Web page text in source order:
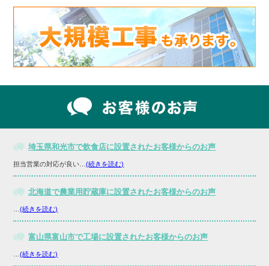
埼玉県和光市で飲食店に設置されたお客様からのお声
担当営業の対応が良い…(続きを読む)
北海道で農業用貯蔵庫に設置されたお客様からのお声
…(続きを読む)
富山県富山市で工場に設置されたお客様からのお声
…(続きを読む)